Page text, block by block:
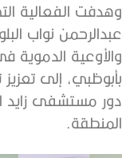
وهدفت الفعالية
عبدالرحمن نواب
والأوعية
بأبوظبي، إلى تعزيز
دور مستشفى
المنطقة.